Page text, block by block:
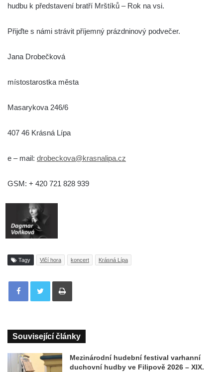
hudbu k představení bratří Mrštíků – Rok na vsi.
Přijďte s námi strávit příjemný prázdninový podvečer.
Jana Drobečková
místostarostka města
Masarykova 246/6
407 46 Krásná Lípa
e – mail: drobeckova@krasnalipa.cz
GSM: + 420 721 828 939
Tagy Vlčí hora koncert Krásná Lípa
Tisknout
Související články
Mezinárodní hudební festival varhanní
duchovní hudby ve Filipově 2026 – XIX.